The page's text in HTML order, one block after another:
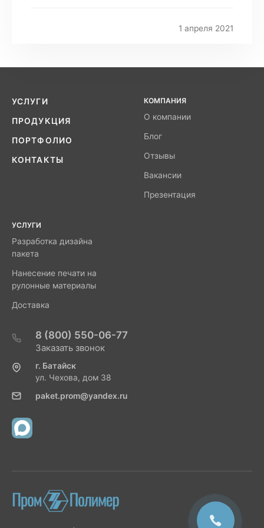
1 апреля 2021
УСЛУГИ
ПРОДУКЦИЯ
ПОРТФОЛИО
КОНТАКТЫ
КОМПАНИЯ
О компании
Блог
Отзывы
Вакансии
Презентация
УСЛУГИ
Разработка дизайна
пакета
Нанесение печати на
рулонные материалы
Доставка
8 (800) 550-06-77
Заказать звонок
г. Батайск
ул. Чехова, дом 38
paket.prom@yandex.ru